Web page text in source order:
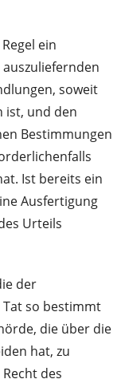
ein
soweit
ist, und den
Bestimmungen
Ist bereits ein
Ausfertigung
Urteils
der
Tat so bestimmt
die über die
hat, zu
des